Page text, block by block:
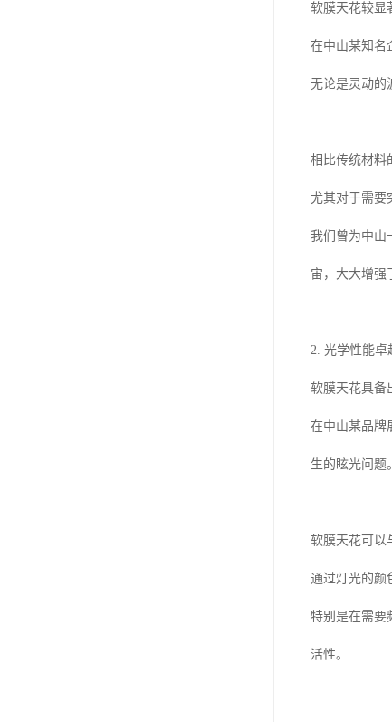
软膜天花较显
在中山某知名
无论是灵动的
相比传统材料
尤其对于需要
我们曾为中山
宙，大大增强
2. 光学性能卓
软膜天花具备
在中山某品牌
生的眩光问题。
软膜天花可以
通过灯光的颜
特别是在需要
活性。